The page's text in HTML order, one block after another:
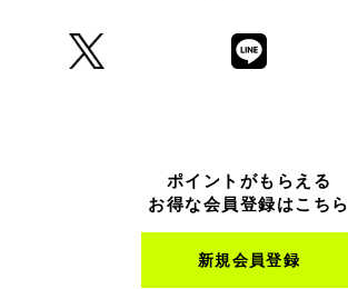
ポイントがもらえる
お得な会員登録はこちら
新規会員登録